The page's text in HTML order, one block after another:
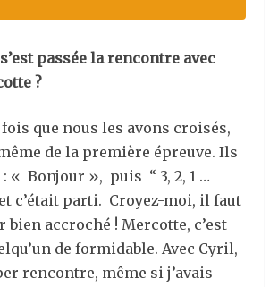
passée la rencontre avec
?
que nous les avons croisés,
de la première épreuve. Ils
« Bonjour », puis “ 3, 2, 1 …
c’était parti. Croyez-moi, il faut
accroché ! Mercotte, c’est
de formidable. Avec Cyril,
rencontre, même si j’avais